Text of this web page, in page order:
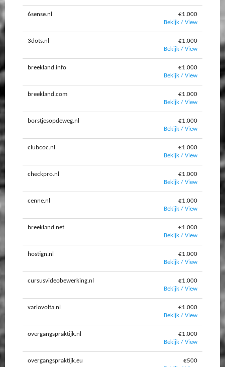
6sense.nl
€1.000
Bekijk / View
3dots.nl
€1.000
Bekijk / View
breekland.info
€1.000
Bekijk / View
breekland.com
€1.000
Bekijk / View
borstjesopdeweg.nl
€1.000
Bekijk / View
clubcoc.nl
€1.000
Bekijk / View
checkpro.nl
€1.000
Bekijk / View
cenne.nl
€1.000
Bekijk / View
breekland.net
€1.000
Bekijk / View
hostign.nl
€1.000
Bekijk / View
cursusvideobewerking.nl
€1.000
Bekijk / View
variovolta.nl
€1.000
Bekijk / View
overgangspraktijk.nl
€1.000
Bekijk / View
overgangspraktijk.eu
€500